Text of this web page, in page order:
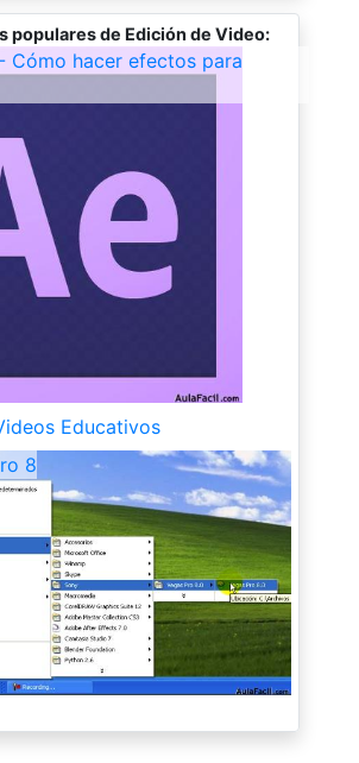
populares de Edición de Video:
Cómo hacer efectos para
Educativos
8